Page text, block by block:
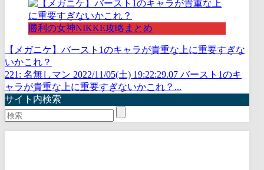
勝利の女神NIKKE攻略まとめ
【メガニケ】バースト1のキャラが貴重な上に重要すぎな
いかこれ？
221: 名無しマン 2022/11/05(土) 19:22:29.07 バースト1のキ
ャラが貴重な上に重要すぎないかこれ？...
サイト内検索